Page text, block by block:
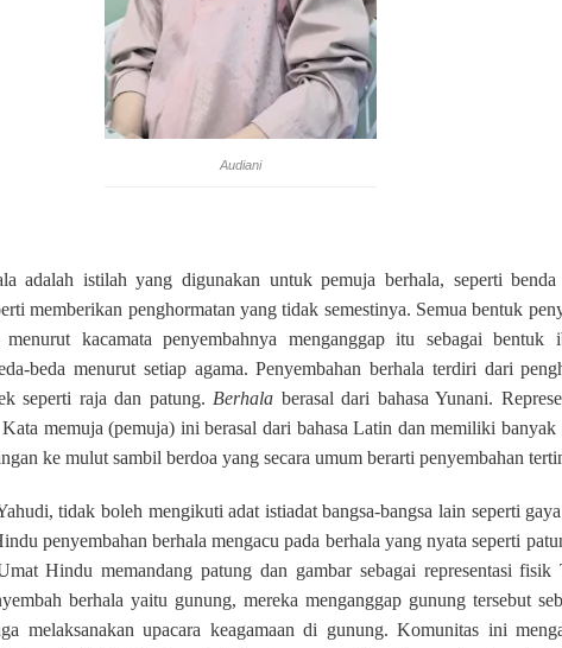
Audiani
adalah istilah yang digunakan untuk pemuja berhala, seperti
memberikan penghormatan yang tidak semestinya. Semua bentuk
kacamata penyembahnya menganggap itu sebagai bentuk
beda menurut setiap agama. Penyembahan berhala terdiri dari
seperti raja dan patung. Berhala berasal dari bahasa Yunani.
memuja (pemuja) ini berasal dari bahasa Latin dan memiliki banyak
ke mulut sambil berdoa yang secara umum berarti penyembahan
tidak boleh mengikuti adat istiadat bangsa-bangsa lain seperti
penyembahan berhala mengacu pada berhala yang nyata seperti
Hindu memandang patung dan gambar sebagai representasi fisik
berhala yaitu gunung, mereka menganggap gunung tersebut
melaksanakan upacara keagamaan di gunung. Komunitas ini